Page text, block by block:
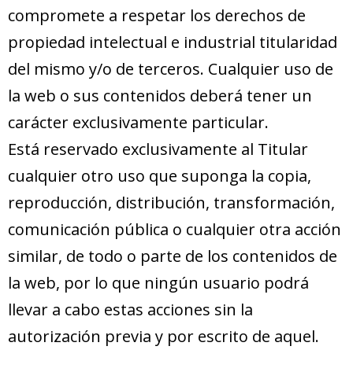
compromete a respetar los derechos de
propiedad intelectual e industrial titularidad
del mismo y/o de terceros. Cualquier uso de
la web o sus contenidos deberá tener un
carácter exclusivamente particular.
Está reservado exclusivamente al Titular
cualquier otro uso que suponga la copia,
reproducción, distribución, transformación,
comunicación pública o cualquier otra acción
similar, de todo o parte de los contenidos de
la web, por lo que ningún usuario podrá
llevar a cabo estas acciones sin la
autorización previa y por escrito de aquel.